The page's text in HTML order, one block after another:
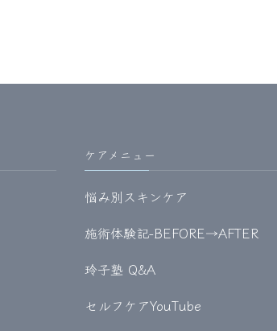
ケアメニュー
悩み別スキンケア
施術体験記-BEFORE→AFTER
玲子塾 Q&A
セルフケアYouTube